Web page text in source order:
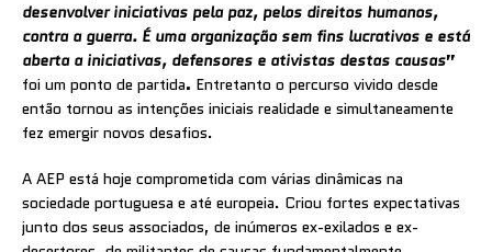
desenvolver iniciativas pela paz, pelos direitos humanos,
contra a guerra. É uma organização sem fins lucrativos e está
aberta a iniciativas, defensores e ativistas destas causas”
foi um ponto de partida. Entretanto o percurso vivido desde
então tornou as intenções iniciais realidade e simultaneamente
fez emergir novos desafios.
A AEP está hoje comprometida com várias dinâmicas na
sociedade portuguesa e até europeia. Criou fortes expectativas
junto dos seus associados, de inúmeros ex-exilados e ex-